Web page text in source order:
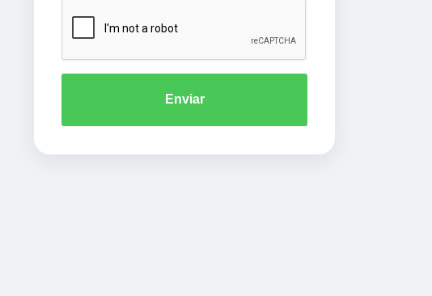
Enviar